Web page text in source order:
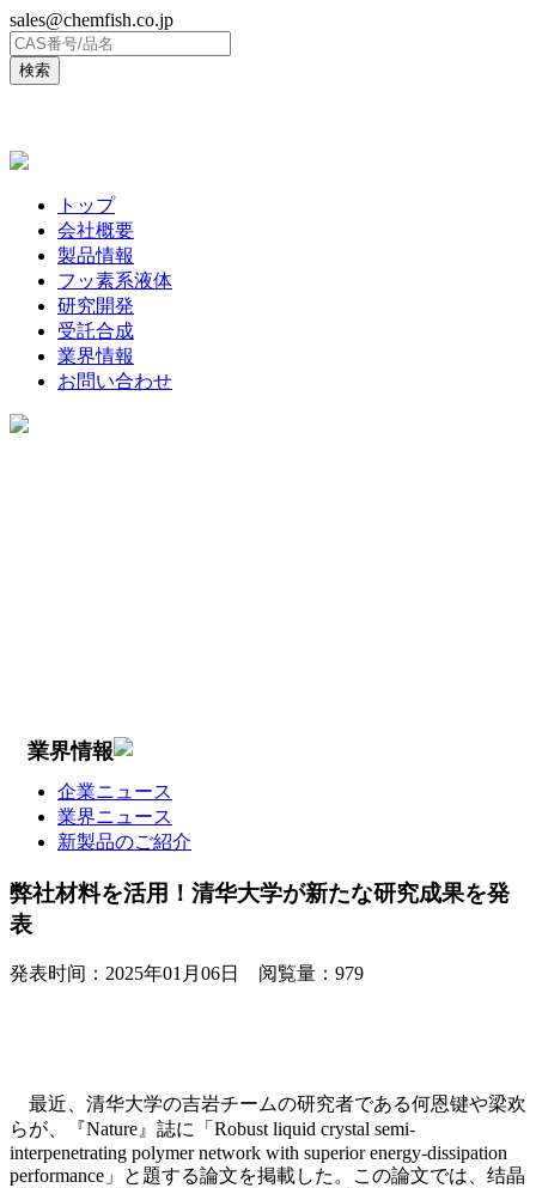
sales@chemfish.co.jp
トップ
会社概要
製品情報
フッ素系液体
研究開発
受託合成
業界情報
お問い合わせ
業界情報
企業ニュース
業界ニュース
新製品のご紹介
弊社材料を活用！清华大学が新たな研究成果を発
表
発表时间： 2025年01月06日 阅覧量： 979
最近、清华大学の吉岩チームの研究者である何恩键や梁欢
らが、『Nature』誌に「Robust liquid crystal semi-
interpenetrating polymer network with superior energy-dissipation
performance」と題する論文を掲載した。この論文では、结晶